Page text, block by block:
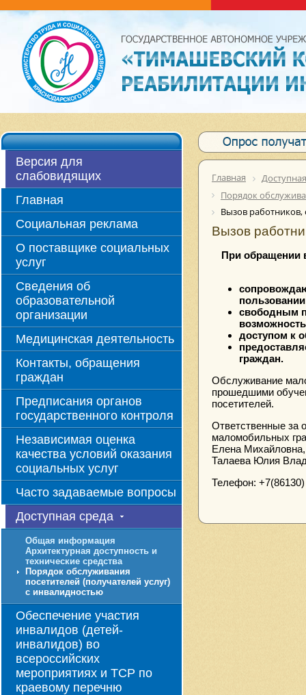
Версия для
слабовидящих
Главная
Социальная реклама
О поставщике социальных
услуг
Сведения об
образовательной
организации
Медицинская деятельность
Контакты, обращения
граждан
Предписания органов
государственного контроля
Независимая оценка
качества условий оказания
социальных услуг
Часто задаваемые вопросы
Доступная среда
Общая информация
Архитектурная доступность и
технические средства
Порядок обслуживания
посетителей (получателей услуг)
с инвалидностью
Обеспечение участия
инвалидов (детей-
инвалидов) во
всероссийских
мероприятиях и ТСР по
краевому перечню
Главная
Порядок
Вызов
Вызов
При обращении
свободным
доступом к
граждан.
Обслуживание
прошедшими
посетителей.
Ответственные за
маломобильных
Елена
Талаева Юлия
Телефон: